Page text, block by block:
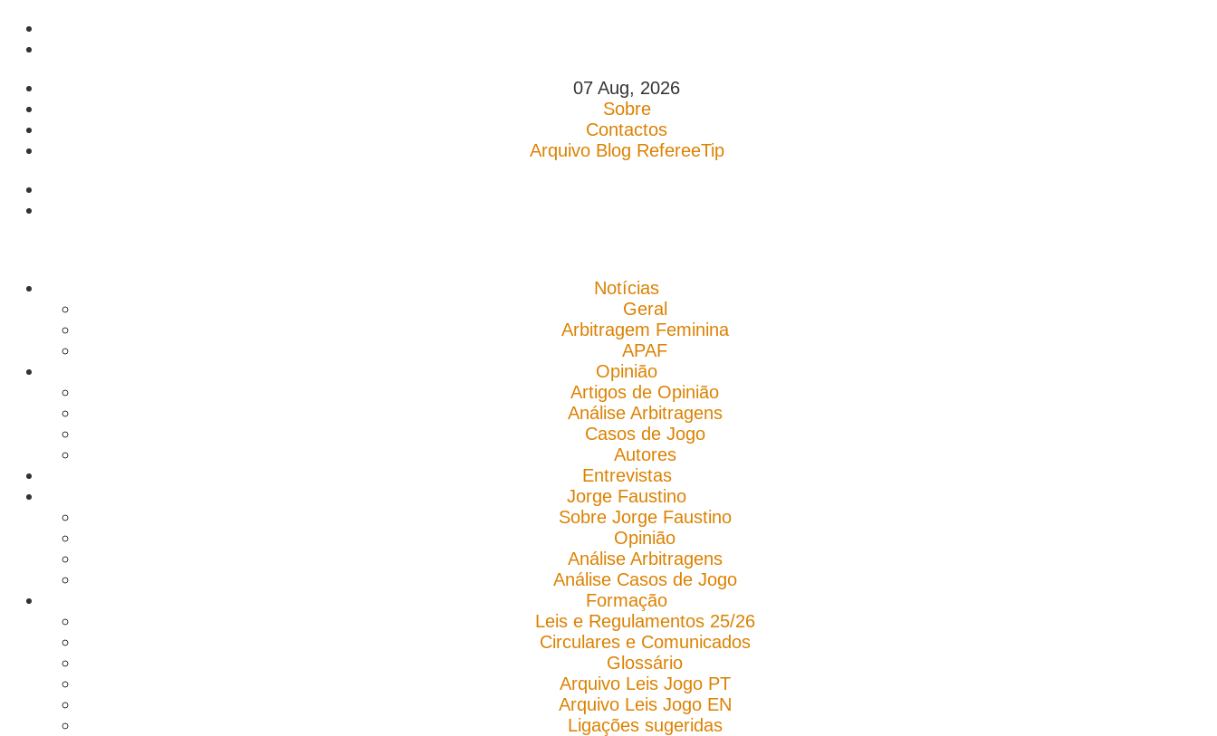
07 Aug, 2026
Sobre
Contactos
Arquivo Blog RefereeTip
Notícias
Geral
Arbitragem Feminina
APAF
Opinião
Artigos de Opinião
Análise Arbitragens
Casos de Jogo
Autores
Entrevistas
Jorge Faustino
Sobre Jorge Faustino
Opinião
Análise Arbitragens
Análise Casos de Jogo
Formação
Leis e Regulamentos 25/26
Circulares e Comunicados
Glossário
Arquivo Leis Jogo PT
Arquivo Leis Jogo EN
Ligações sugeridas